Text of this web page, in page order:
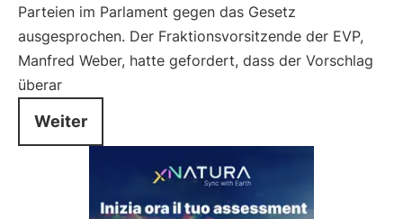
Parteien im Parlament gegen das Gesetz
ausgesprochen. Der Fraktionsvorsitzende der EVP,
Manfred Weber, hatte gefordert, dass der Vorschlag
überar
Weiter